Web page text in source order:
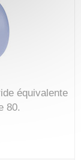
équivalente
80.